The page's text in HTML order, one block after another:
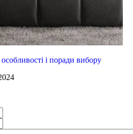
і поради вибору